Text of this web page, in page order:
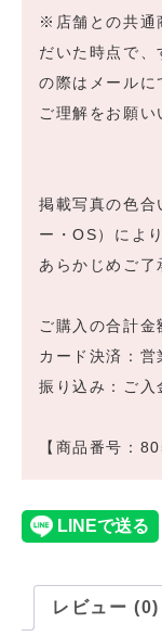
※店舗との共通
だいた時点で
の際はメールに
ご理解をお願い
掲載写真の色合
ー・OS）によ
あらかじめご了
ご購入の合計金
カード決済：
振り込み：ご入
【商品番号：
レビュー (0)